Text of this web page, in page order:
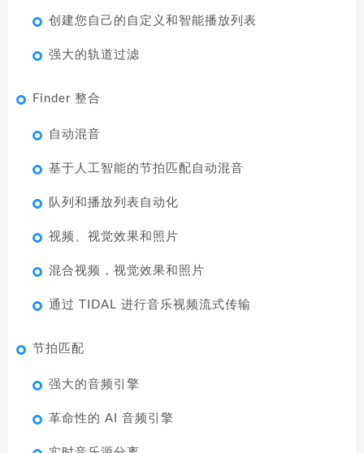
创建您自己的自定义和智能播放列表
强大的轨道过滤
Finder 整合
自动混音
基于人工智能的节拍匹配自动混音
队列和播放列表自动化
视频、视觉效果和照片
混合视频，视觉效果和照片
通过 TIDAL 进行音乐视频流式传输
节拍匹配
强大的音频引擎
革命性的 AI 音频引擎